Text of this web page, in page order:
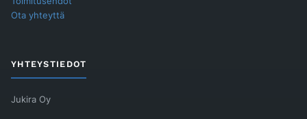
Ota yhteyttä
YHTEYSTIEDOT
Jukira Oy